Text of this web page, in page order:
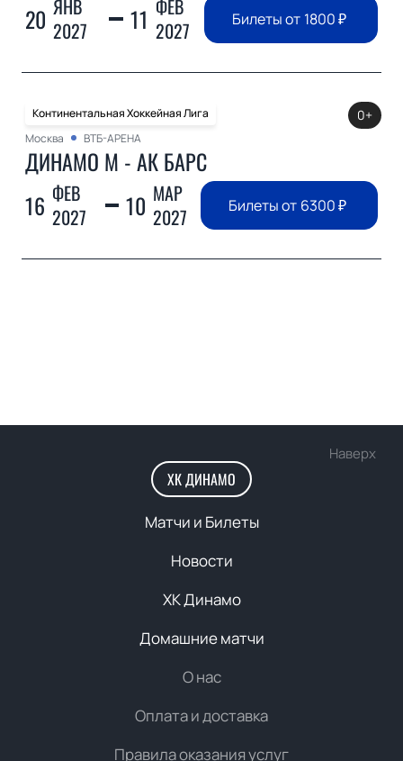
20 ЯНВ
2027
11 ФЕВ
2027
Билеты от 1800₽
Континентальная Хоккейная Лига
Москва
ВТБ-АРЕНА
ДИНАМО М - АК БАРС
16 ФЕВ
2027
10 МАР
2027
0+
Билеты от 6300₽
Наверх
ХК ДИНАМО
Матчи и Билеты
Новости
ХК Динамо
Домашние матчи
О нас
Оплата и доставка
Правила оказания услуг